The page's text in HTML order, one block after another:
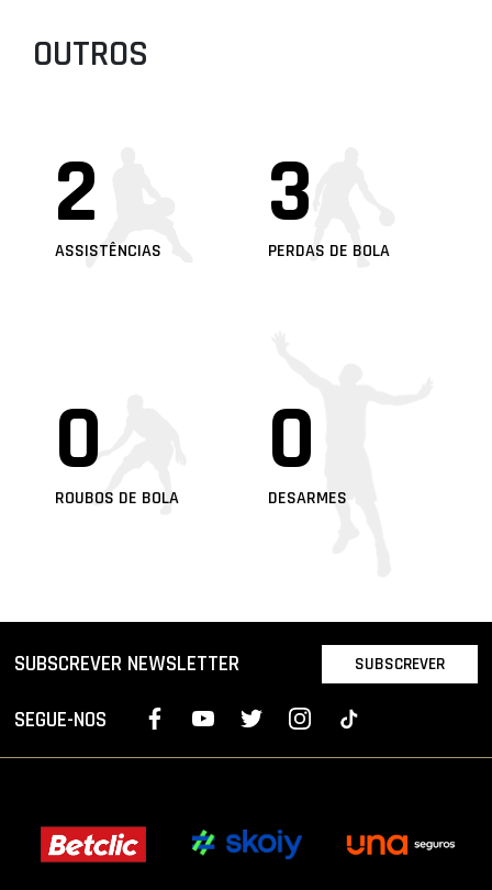
OUTROS
2
ASSISTÊNCIAS
3
PERDAS DE BOLA
0
ROUBOS DE BOLA
0
DESARMES
SUBSCREVER NEWSLETTER SUBSCREVER
SEGUE-NOS